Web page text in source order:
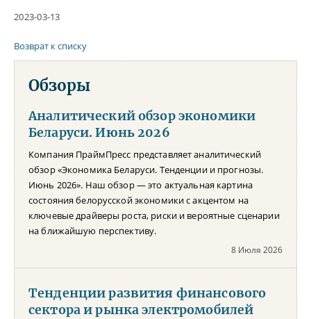
2023-03-13
Возврат к списку
Обзоры
Аналитический обзор экономики
Беларуси. Июнь 2026
Компания ПраймПресс представляет аналитический
обзор «Экономика Беларуси. Тенденции и прогнозы.
Июнь 2026». Наш обзор — это актуальная картина
состояния белорусской экономики с акцентом на
ключевые драйверы роста, риски и вероятные сценарии
на ближайшую перспективу.
8 Июля 2026
Тенденции развития финансового
сектора и рынка электромобилей